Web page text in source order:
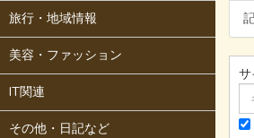
旅行・地域情報
美容・ファッション
IT関連
その他・日記など